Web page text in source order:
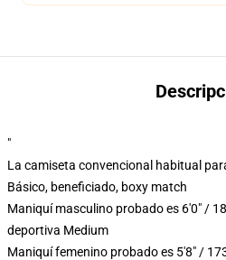
"
La camiseta convencional habitual
Básico, beneficiado, boxy match
Maniquí masculino probado es 6'0" /
deportiva Medium
Maniquí femenino probado es 5'8" /